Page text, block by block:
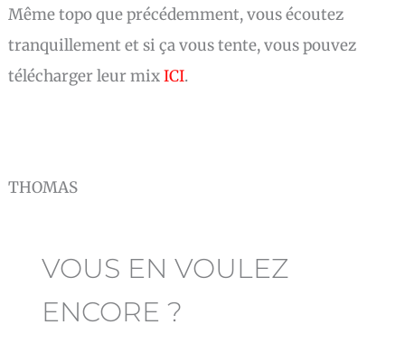
Même topo que précédemment, vous écoutez
tranquillement et si ça vous tente, vous pouvez
télécharger leur mixICI.
THOMAS
VOUS EN VOULEZ
ENCORE ?